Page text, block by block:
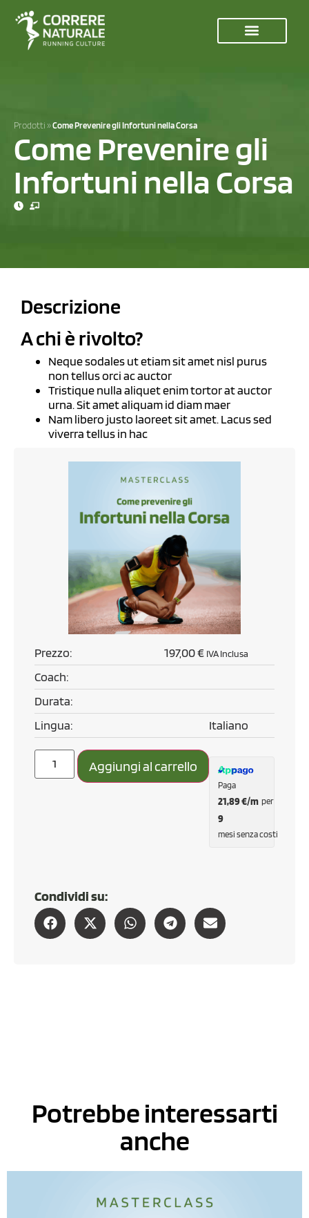
Prodotti »Come Prevenire gli Infortuni nella Corsa
Come Prevenire gli
Infortuni nella Corsa
Descrizione
A chi è rivolto?
Neque sodales ut etiam sit amet nisl purus
non tellus orci ac auctor
Tristique nulla aliquet enim tortor at auctor
urna. Sit amet aliquam id diam maer
Nam libero justo laoreet sit amet. Lacus sed
viverra tellus in hac
Prezzo: 197,00€ IVA Inclusa
Coach:
Durata:
Lingua:
Italiano
Aggiungi al carrello
Paga
21,89€/m per
9
mesi senza costi
Condividi su:
Potrebbe interessarti
anche